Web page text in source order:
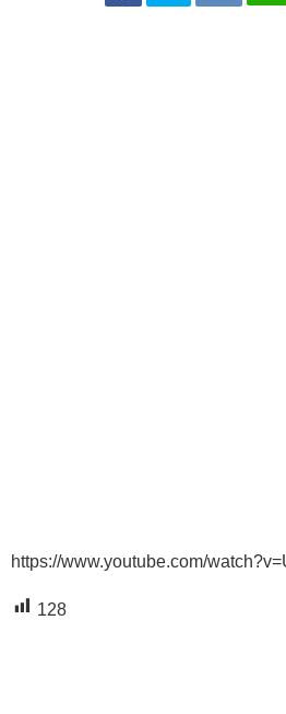
https://www.youtube.com/
128